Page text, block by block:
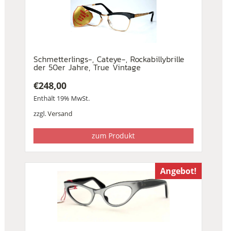
Schmetterlings-, Cateye-, Rockabillybrille
der 50er Jahre, True Vintage
€248,00
Enthält 19% MwSt.
zzgl.Versand
zum Produkt
Angebot!